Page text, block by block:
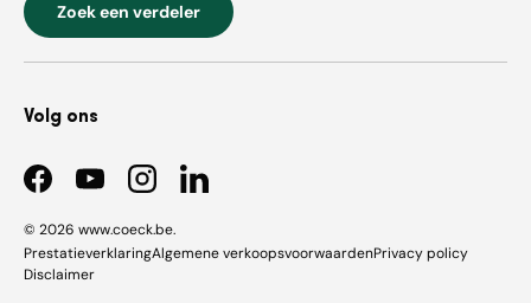
Zoek een verdeler
Volg ons
FacebookYouTubeInstagramLinkedIn
© 2026 www.coeck.be.
PrestatieverklaringAlgemene verkoopsvoorwaardenPrivacy policy
Disclaimer